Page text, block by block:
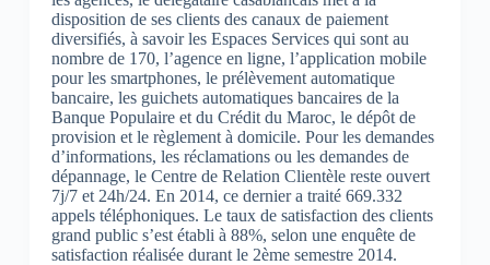
disposition de ses clients des canaux de paiement
diversifiés, à savoir les Espaces Services qui sont au
nombre de 170, l’agence en ligne, l’application mobile
pour les smartphones, le prélèvement automatique
bancaire, les guichets automatiques bancaires de la
Banque Populaire et du Crédit du Maroc, le dépôt de
provision et le règlement à domicile. Pour les demandes
d’informations, les réclamations ou les demandes de
dépannage, le Centre de Relation Clientèle reste ouvert
7j/7 et 24h/24. En 2014, ce dernier a traité 669.332
appels téléphoniques. Le taux de satisfaction des clients
grand public s’est établi à 88%, selon une enquête de
satisfaction réalisée durant le 2ème semestre 2014.